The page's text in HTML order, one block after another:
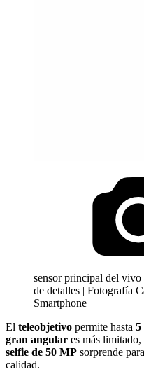
sensor principal del
de detalles | Fotografía
Smartphone
El teleobjetivo permite hasta 5
gran angular es más
selfie de 50 MP sorprende
calidad.